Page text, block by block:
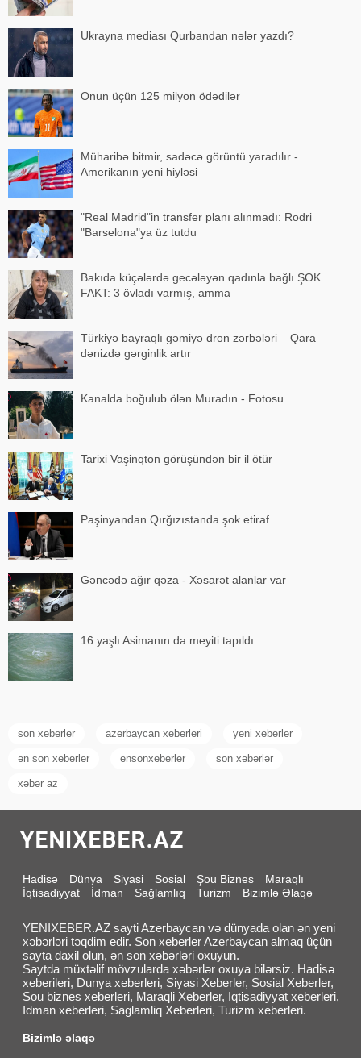
Ukrayna mediası Qurbandan nələr yazdı?
Onun üçün 125 milyon ödədilər
Müharibə bitmir, sadəcə görüntü yaradılır -
Amerikanın yeni hiyləsi
"Real Madrid"in transfer planı alınmadı: Rodri
"Barselona"ya üz tutdu
Bakıda küçələrdə gecələyən qadınla bağlı ŞOK
FAKT: 3 övladı varmış, amma
Türkiyə bayraqlı gəmiyə dron zərbələri – Qara
dənizdə gərginlik artır
Kanalda boğulub ölən Muradın - Fotosu
Tarixi Vaşinqton görüşündən bir il ötür
Paşinyandan Qırğızıstanda şok etiraf
Gəncədə ağır qəza - Xəsarət alanlar var
16 yaşlı Asimanın da meyiti tapıldı
son xeberler azerbaycan xeberleri yeni xeberler
ən son xeberler ensonxeberler son xəbərlər
xəbər az
Hadisə Dünya Siyasi Sosial Şou Biznes
Maraqlı
İqtisadiyyat
İdman Sağlamlıq Turizm Bizimlə Əlaqə
YENIXEBER.AZ sayti Azerbaycan və dünyada olan ən yeni
xəbərləri təqdim edir. Son xeberler Azerbaycan almaq üçün
sayta daxil olun, ən son xəbərləri oxuyun.
Saytda müxtəlif mövzularda xəbərlər oxuya bilərsiz. Hadisə
xeberileri, Dunya xeberleri, Siyasi Xeberler, Sosial Xeberler,
Sou biznes xeberleri, Maraqli Xeberler, Iqtisadiyyat xeberleri,
Idman xeberleri, Saglamliq Xeberleri, Turizm xeberleri.
Bizimlə əlaqə